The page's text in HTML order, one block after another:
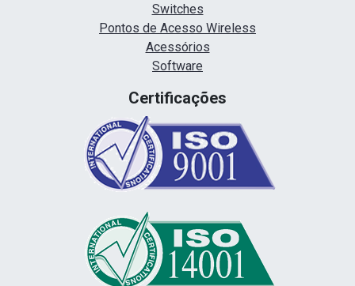
Switches
Pontos de Acesso Wireless
Acessórios
Software
Certificações